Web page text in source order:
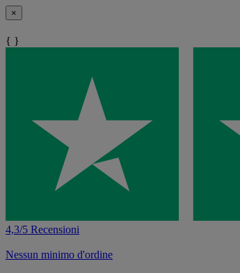
×
{ }
4,3/5 Recensioni
Nessun minimo d'ordine